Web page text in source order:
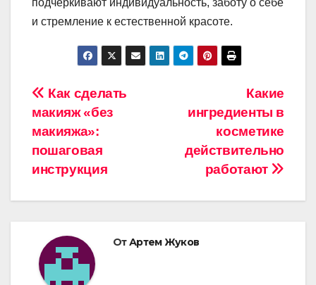
и стремление к естественной красоте.
Навигация
по
записям
Какие
ингредиенты в
косметике
действительно
работают
Как сделать
макияж «без
макияжа»:
пошаговая
инструкция
ОтАртем Жуков